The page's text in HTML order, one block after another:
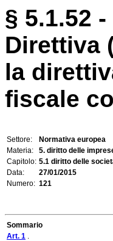
§ 5.1.52
Direttiva
la
fiscale
Settore:
Normativa europea
Materia:
5. diritto delle
Capitolo: 5.1 diritto delle
Data:
27/01/2015
Numero: 121
Sommario
Art. 1 .